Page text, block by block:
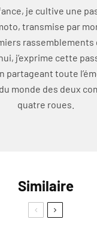
je cultive une
transmise par
rassemblements
j’exprime cette
partageant toute
monde des deux
quatre roues.
Similaire